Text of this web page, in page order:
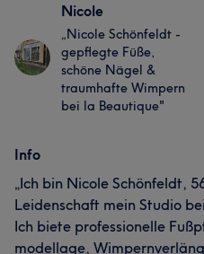
Nicole
„Nicole Schönfeldt -
gepflegte Füße,
schöne Nägel &
traumhafte Wimpern
bei la Beautique"
Info
„Ich bin Nicole Schönfeldt,
Leidenschaft mein Studio
Ich biete professionelle
modellage,